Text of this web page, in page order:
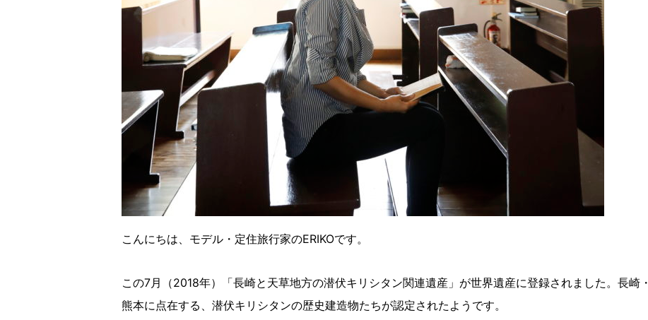
こんにちは、モデル・定住旅行家のERIKOです。
この7月（2018年）「長崎と天草地方の潜伏キリシタン関連遺産」が世界遺産に登録されました。長崎・
熊本に点在する、潜伏キリシタンの歴史建造物たちが認定されたようです。